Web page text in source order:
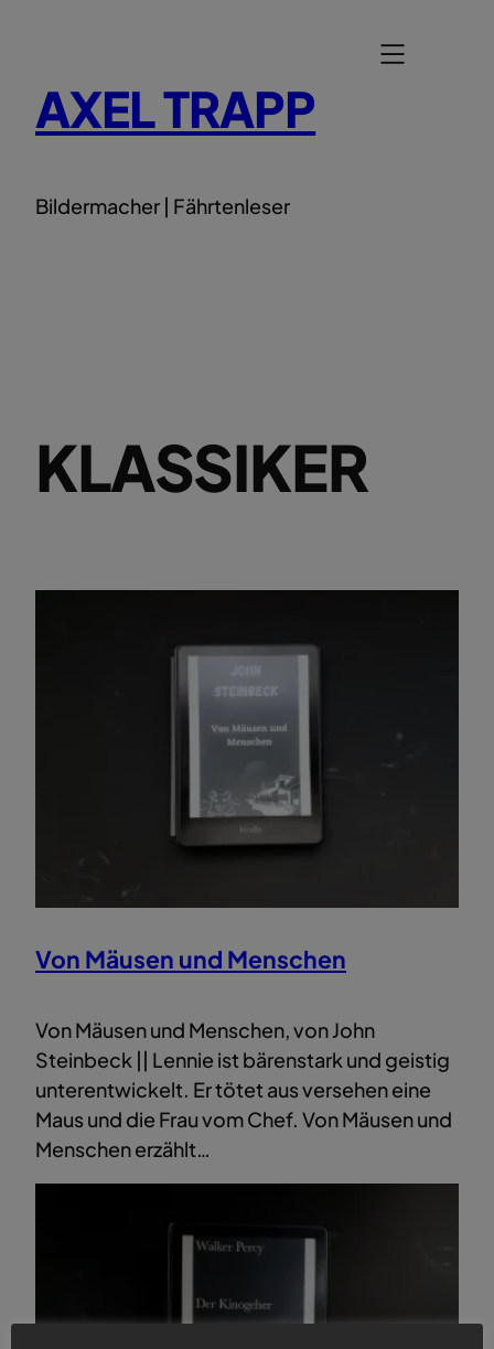
AXEL TRAPP
Bildermacher | Fährtenleser
KLASSIKER
Von Mäusen und Menschen
Von Mäusen und Menschen, von John
Steinbeck || Lennie ist bärenstark und geistig
unterentwickelt. Er tötet aus versehen eine
Maus und die Frau vom Chef. Von Mäusen und
Menschen erzählt…